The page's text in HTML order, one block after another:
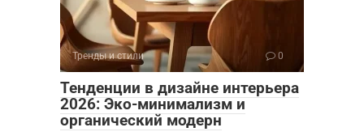
Тренды и стили 0
Тенденции в дизайне интерьера
2026: Эко-минимализм и
органический модерн